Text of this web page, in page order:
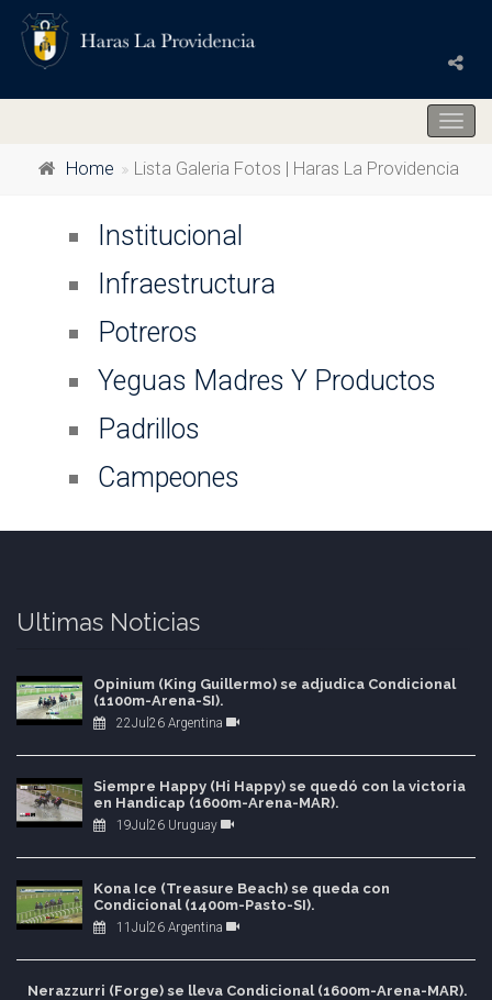
Home Lista Galeria Fotos | Haras La Providencia
Institucional
Infraestructura
Potreros
Yeguas Madres Y Productos
Padrillos
Campeones
Ultimas Noticias
Opinium (King Guillermo) se adjudica Condicional
(1100m-Arena-SI).
22Jul26 Argentina
Siempre Happy (Hi Happy) se quedó con la victoria
en Handicap (1600m-Arena-MAR).
19Jul26 Uruguay
Kona Ice (Treasure Beach) se queda con
Condicional (1400m-Pasto-SI).
11Jul26 Argentina
Nerazzurri (Forge) se lleva Condicional (1600m-Arena-MAR).